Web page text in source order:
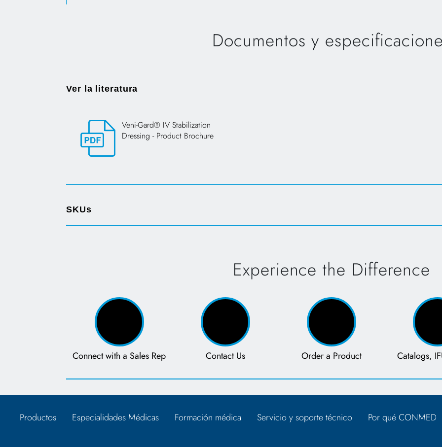
Documentos y
Ver la literatura
Veni-Gard® IV Stabilization
Dressing - Product Brochure
SKUs
Experience the Difference
Connect with a Sales Rep Contact Us Order a Product Catalogs,
Productos Especialidades Médicas Formación médica Servicio y soporte técnico Por qué CONMED